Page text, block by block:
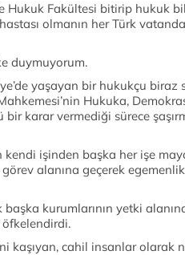
Hukuk Fakültesi bitirip hukuk
olmanın her Türk
duymuyorum.
yaşayan bir hukukçu biraz
Hukuka,
karar vermediği sürece
işinden başka her işe
alanına geçerek
kurumlarının yetki
öfkelendirdi.
kaşıyan, cahil insanlar olarak